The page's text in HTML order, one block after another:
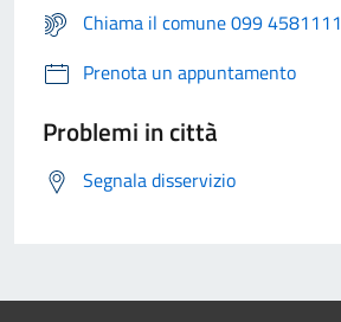
Chiama il comune 099 4581111
Prenota un appuntamento
Problemi in città
Segnala disservizio